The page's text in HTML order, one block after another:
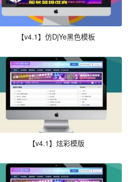
【v4.1】仿DjYe黑色模板
【v4.1】炫彩模版